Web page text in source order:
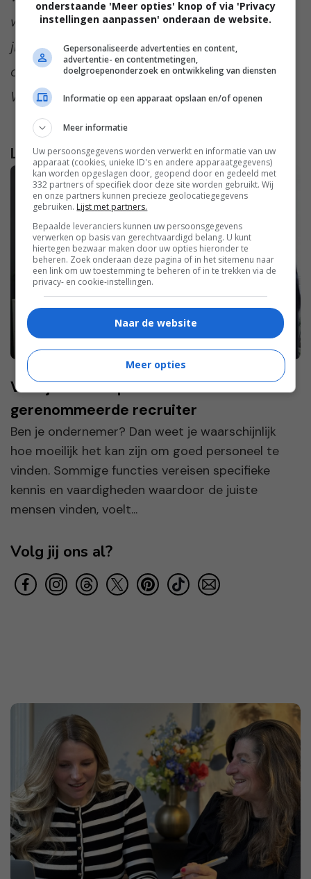
werkgever tegenover thuiswerken? Wat vind
jij de voordelen van thuiswerken? Laat het
ons weten in de comments onder dit artikel.
We zijn benieuwd!
Lees verder...
Vind je nieuwe personeel via een
gerenommeerde recruiter
Ben je ondernemer? Dan weet je waarschijnlijk
hoe moeilijk het kan zijn om goed personeel te
vinden. Sommige functies vereisen specifieke
kennis en vaardigheden waardoor de juiste
mensen vinden, voelt...
Volg jij ons al?
onderstaande 'Meer opties' knop of via 'Privacy
instellingen aanpassen' onderaan de website.
Gepersonaliseerde advertenties en content,
advertentie- en contentmetingen,
doelgroepenonderzoek en ontwikkeling van diensten
Informatie op een apparaat opslaan en/of openen
Meer informatie
Uw persoonsgegevens worden verwerkt en informatie van uw
apparaat (cookies, unieke ID's en andere apparaatgegevens)
kan worden opgeslagen door, geopend door en gedeeld met
332 partners of specifiek door deze site worden gebruikt. Wij
en onze partners kunnen precieze geolocatiegegevens
gebruiken. Lijst met partners.
Bepaalde leveranciers kunnen uw persoonsgegevens
verwerken op basis van gerechtvaardigd belang. U kunt
hiertegen bezwaar maken door uw opties hieronder te
beheren. Zoek onderaan deze pagina of in het sitemenu naar
een link om uw toestemming te beheren of in te trekken via de
privacy- en cookie-instellingen.
Naar de website
Meer opties